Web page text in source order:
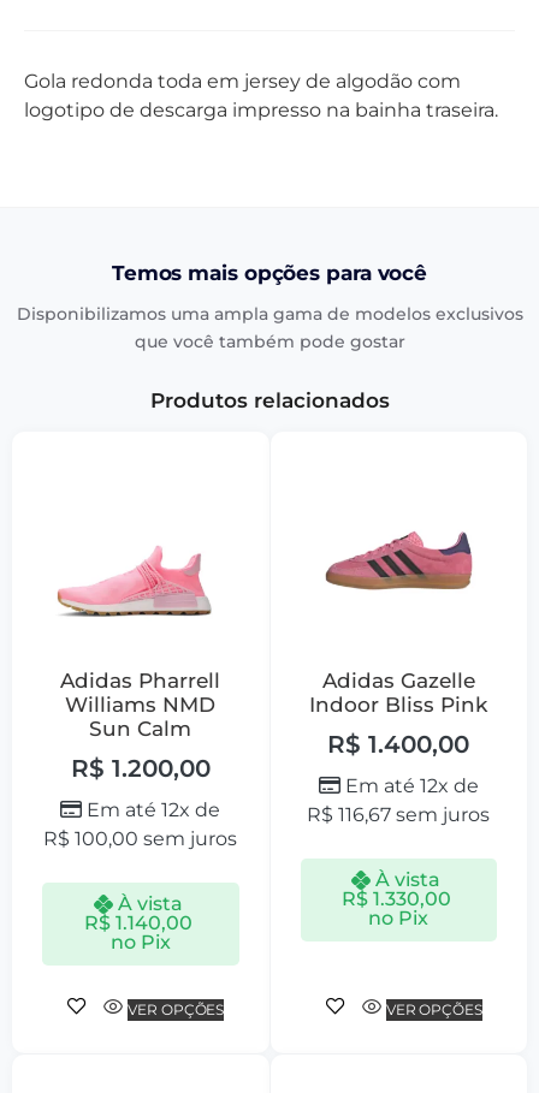
Gola redonda toda em jersey de algodão com
logotipo de descarga impresso na bainha traseira.
Temos mais opções para você
Disponibilizamos uma ampla gama de modelos exclusivos
que você também pode gostar
Produtos relacionados
Adidas Pharrell
Williams NMD
Sun Calm
R$ 1.200,00
Em até 12x de
R$ 100,00 sem juros
À vista
R$1.140,00
no Pix
VER OPÇÕES
Adidas Gazelle
Indoor Bliss Pink
R$ 1.400,00
Em até 12x de
R$ 116,67 sem juros
À vista
R$1.330,00
no Pix
VER OPÇÕES